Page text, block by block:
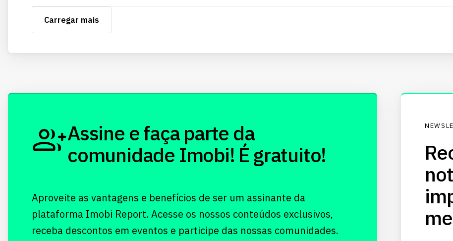
Carregar mais
Assine e faça parte da
comunidade Imobi! É gratuito!
Aproveite as vantagens e benefícios de ser um assinante da
plataforma Imobi Report. Acesse os nossos conteúdos exclusivos,
receba descontos em eventos e participe das nossas comunidades.